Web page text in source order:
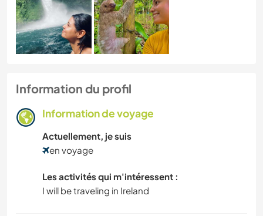
Information du profil
Information de voyage
Actuellement, je suis
en voyage
Les activités qui m'intéressent :
I will be traveling in Ireland